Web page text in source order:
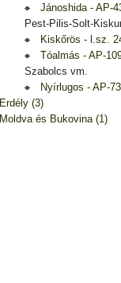
Jánoshida - AP-
Pest-Pilis-Solt-
Kiskőrös - l.sz.
Tóalmás - AP-
Szabolcs vm.
Nyírlugos - AP-
Erdély (3)
Moldva és Bukovina (1)